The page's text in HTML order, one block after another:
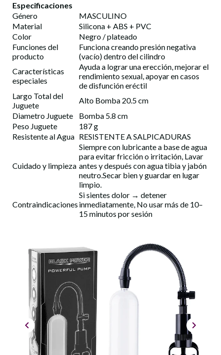
Especificaciones
Género
MASCULINO
Material
Silicona + ABS + PVC
Color
Negro / plateado
Funciones del
producto
Funciona creando presión negativa
(vacío) dentro del cilindro
Características
especiales
Ayuda a lograr una erección, mejorar el
rendimiento sexual, apoyar en casos
de disfunción eréctil
Largo Total del
Juguete
Alto Bomba 20.5 cm
Diametro Juguete
Bomba 5.8 cm
Peso Juguete
187 g
Resistente al Agua RESISTENTE A SALPICADURAS
Cuidado y limpieza
Siempre con lubricante a base de agua
para evitar fricción o irritación, Lavar
antes y después con agua tibia y jabón
neutro.Secar bien y guardar en lugar
limpio.
Contraindicaciones
Si sientes dolor → detener
inmediatamente, No usar más de 10–
15 minutos por sesión